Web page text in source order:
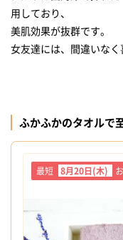
用しており、
美肌効果が抜群です。
女友達には、間違いなく
ふかふかのタオルで
最短 8月20日(木)